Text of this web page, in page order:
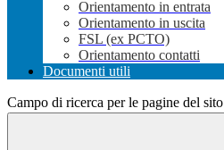
Orientamento in entrata
Orientamento in uscita
FSL (ex PCTO)
Orientamento contatti
Documenti utili
Campo di ricerca per le pagine del sito